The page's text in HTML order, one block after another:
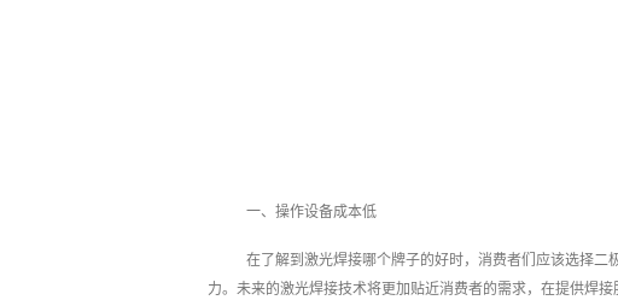
一、操作设备成本低
在了解到激光焊接哪个牌子的好时，消费者们应该选择
力。未来的激光焊接技术将更加贴近消费者的需求，在提供焊